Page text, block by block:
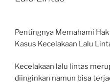
Pentingnya Memahami
Kasus Kecelakaan Lalu
Kecelakaan lalu lintas
diinginkan namun bisa